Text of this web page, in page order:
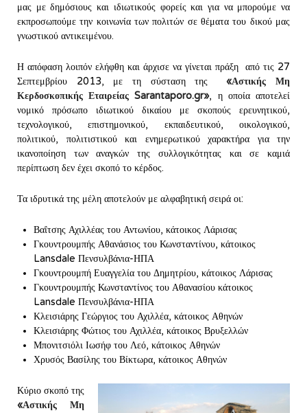
μας με δημόσιους και ιδιωτικούς φορείς και για να μπορούμε να
εκπροσωπούμε την κοινωνία των πολιτών σε θέματα του δικού μας
γνωστικού αντικειμένου.
Η απόφαση λοιπόν ελήφθη και άρχισε να γίνεται πράξη από τις 27
Σεπτεμβρίου 2013, με τη σύσταση της«Αστικής Μη
Κερδοσκοπικής ΕταιρείαςSarantaporo.gr», η οποία αποτελεί
νομικό πρόσωπο ιδιωτικού δικαίου με σκοπούς ερευνητικού,
τεχνολογικού, επιστημονικού, εκπαιδευτικού, οικολογικού,
πολιτικού, πολιτιστικού και ενημερωτικού χαρακτήρα για την
ικανοποίηση των αναγκών της συλλογικότητας και σε καμιά
περίπτωση δεν έχει σκοπό το κέρδος.
Τα ιδρυτικά της μέλη αποτελούν με αλφαβητική σειρά οι:
Βαΐτσης Αχιλλέας του Αντωνίου, κάτοικος Λάρισας
Γκουντρουμπής Αθανάσιος του Κωνσταντίνου, κάτοικος
Lansdale Πενσυλβάνια-ΗΠΑ
Γκουντρουμπή Ευαγγελία του Δημητρίου, κάτοικος Λάρισας
Γκουντρουμπής Κωνσταντίνος του Αθανασίου κάτοικος
Lansdale Πενσυλβάνια-ΗΠΑ
Κλεισιάρης Γεώργιος του Αχιλλέα, κάτοικος Αθηνών
Κλεισιάρης Φώτιος του Αχιλλέα, κάτοικος Βρυξελλών
Μπονιτσιόλι Ιωσήφ του Λεό, κάτοικος Αθηνών
Χρυσός Βασίλης του Βίκτωρα, κάτοικος Αθηνών
Κύριο σκοπό της
«Αστικής Μη